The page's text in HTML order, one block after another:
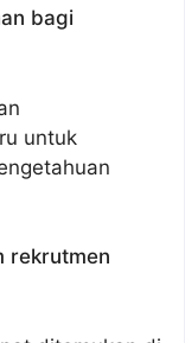
bagi
untuk
rekrutmen